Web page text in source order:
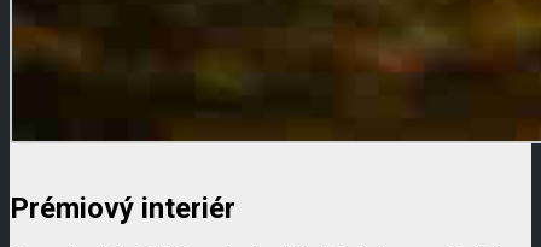
Prémiový interiér